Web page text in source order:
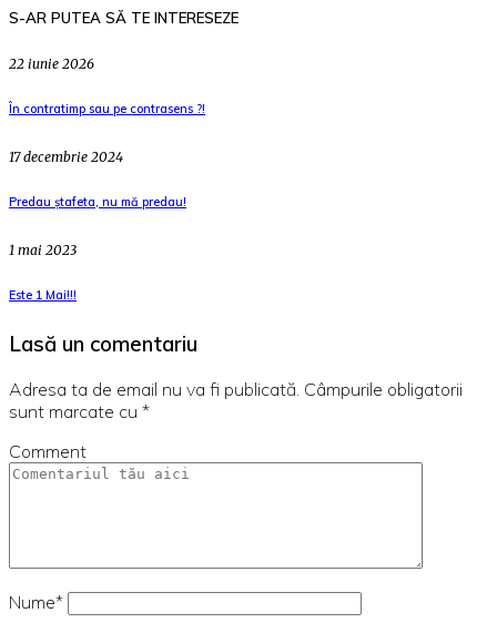
S-AR PUTEA SĂ TE INTERESEZE
22 iunie 2026
În contratimp sau pe contrasens ?!
17 decembrie 2024
Predau ștafeta, nu mă predau!
1 mai 2023
Este 1 Mai!!!
Lasă un comentariu
Adresa ta de email nu va fi publicată. Câmpurile obligatorii
sunt marcate cu *
Comment
Nume*